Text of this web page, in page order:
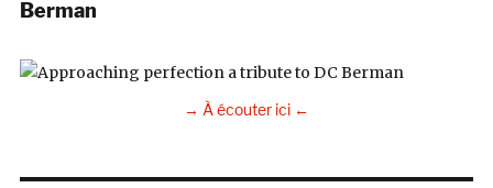
Berman
→ À écouter ici ←